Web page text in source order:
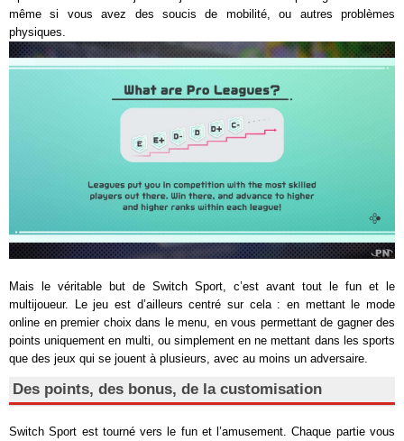
même si vous avez des soucis de mobilité, ou autres problèmes
physiques.
Mais le véritable but de Switch Sport, c’est avant tout le fun et le
multijoueur. Le jeu est d’ailleurs centré sur cela : en mettant le mode
online en premier choix dans le menu, en vous permettant de gagner des
points uniquement en multi, ou simplement en ne mettant dans les sports
que des jeux qui se jouent à plusieurs, avec au moins un adversaire.
Des points, des bonus, de la customisation
Switch Sport est tourné vers le fun et l’amusement. Chaque partie vous